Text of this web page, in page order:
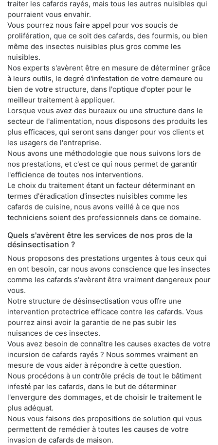
traiter les cafards rayés, mais tous les autres nuisibles qui
pourraient vous envahir.
Vous pourrez nous faire appel pour vos soucis de
prolifération, que ce soit des cafards, des fourmis, ou bien
même des insectes nuisibles plus gros comme les
nuisibles.
Nos experts s'avèrent être en mesure de déterminer grâce
à leurs outils, le degré d'infestation de votre demeure ou
bien de votre structure, dans l'optique d'opter pour le
meilleur traitement à appliquer.
Lorsque vous avez des bureaux ou une structure dans le
secteur de l'alimentation, nous disposons des produits les
plus efficaces, qui seront sans danger pour vos clients et
les usagers de l'entreprise.
Nous avons une méthodologie que nous suivons lors de
nos prestations, et c'est ce qui nous permet de garantir
l'efficience de toutes nos interventions.
Le choix du traitement étant un facteur déterminant en
termes d'éradication d'insectes nuisibles comme les
cafards de cuisine, nous avons veillé à ce que nos
techniciens soient des professionnels dans ce domaine.
Quels s'avèrent être les services de nos pros de la
désinsectisation ?
Nous proposons des prestations urgentes à tous ceux qui
en ont besoin, car nous avons conscience que les insectes
comme les cafards s'avèrent être vraiment dangereux pour
vous.
Notre structure de désinsectisation vous offre une
intervention protectrice efficace contre les cafards. Vous
pourrez ainsi avoir la garantie de ne pas subir les
nuisances de ces insectes.
Vous avez besoin de connaître les causes exactes de votre
incursion de cafards rayés ? Nous sommes vraiment en
mesure de vous aider à répondre à cette question.
Nous procédons à un contrôle précis de tout le bâtiment
infesté par les cafards, dans le but de déterminer
l'envergure des dommages, et de choisir le traitement le
plus adéquat.
Nous vous faisons des propositions de solution qui vous
permettent de remédier à toutes les causes de votre
invasion de cafards de maison.